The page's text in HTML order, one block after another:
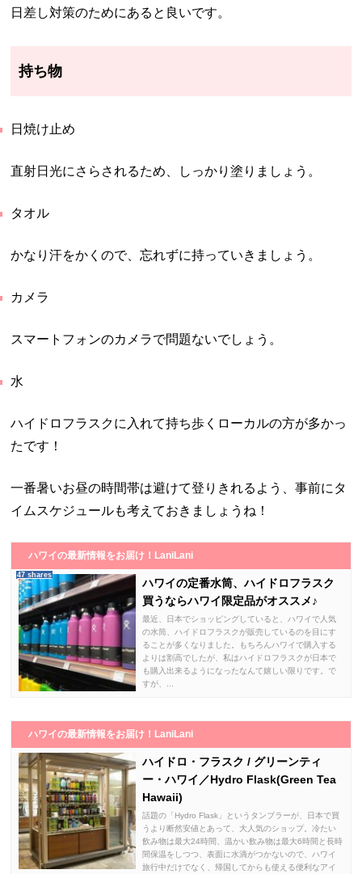
日差し対策のためにあると良いです。
持ち物
日焼け止め
直射日光にさらされるため、しっかり塗りましょう。
タオル
かなり汗をかくので、忘れずに持っていきましょう。
カメラ
スマートフォンのカメラで問題ないでしょう。
水
ハイドロフラスクに入れて持ち歩くローカルの方が多かっ
たです！
一番暑いお昼の時間帯は避けて登りきれるよう、事前にタ
イムスケジュールも考えておきましょうね！
ハワイの最新情報をお届け！LaniLani
47 shares
ハワイの定番水筒、ハイドロフラスク
買うならハワイ限定品がオススメ♪
最近、日本でショッピングしていると、ハワイで人気
の水筒、ハイドロフラスクが販売しているのを目にす
ることが多くなりました。もちろんハワイで購入する
よりは割高でしたが、私はハイドロフラスクが日本で
も購入出来るようになったなんて嬉しい限りです。で
すが、...
ハワイの最新情報をお届け！LaniLani
ハイドロ・フラスク / グリーンティ
ー・ハワイ／Hydro Flask(Green Tea
Hawaii)
話題の「Hydro Flask」というタンブラーが、日本で買
うより断然安値とあって、大人気のショップ。冷たい
飲み物は最大24時間、温かい飲み物は最大6時間と長時
間保温をしつつ、表面に水滴がつかないので、ハワイ
旅行中だけでなく、帰国してからも使える便利なアイ